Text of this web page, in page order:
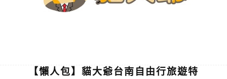
【懶人包】貓大爺台南自由行旅遊特